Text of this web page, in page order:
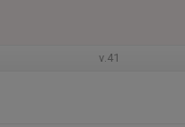
v.41